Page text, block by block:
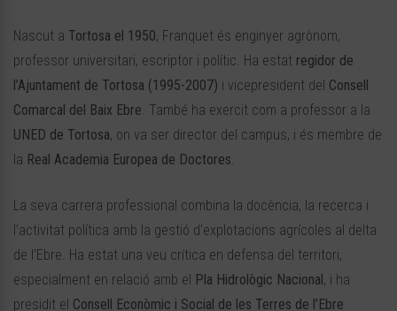
Nascut a Tortosa el 1950, Franquet és enginyer agrònom,
professor universitari, escriptor i polític. Ha estat regidor de
l’Ajuntament de Tortosa (1995-2007) i vicepresident del Consell
Comarcal del Baix Ebre. També ha exercit com a professor a la
UNED de Tortosa, on va ser director del campus, i és membre de
la Real Academia Europea de Doctores.
La seva carrera professional combina la docència, la recerca i
l’activitat política amb la gestió d’explotacions agrícoles al delta
de l’Ebre. Ha estat una veu crítica en defensa del territori,
especialment en relació amb el Pla Hidrològic Nacional , i ha
presidit el Consell Econòmic i Social de les Terres de l’Ebre